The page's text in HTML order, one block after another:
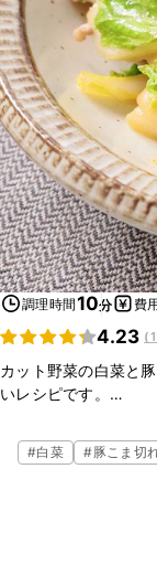
調理時間10分 費
4.23 (
カット野菜の白菜と
いレシピです。
味付けもポン酢で味
あと一品のサッと作
ぜひお試しください
#白菜 #豚こま切